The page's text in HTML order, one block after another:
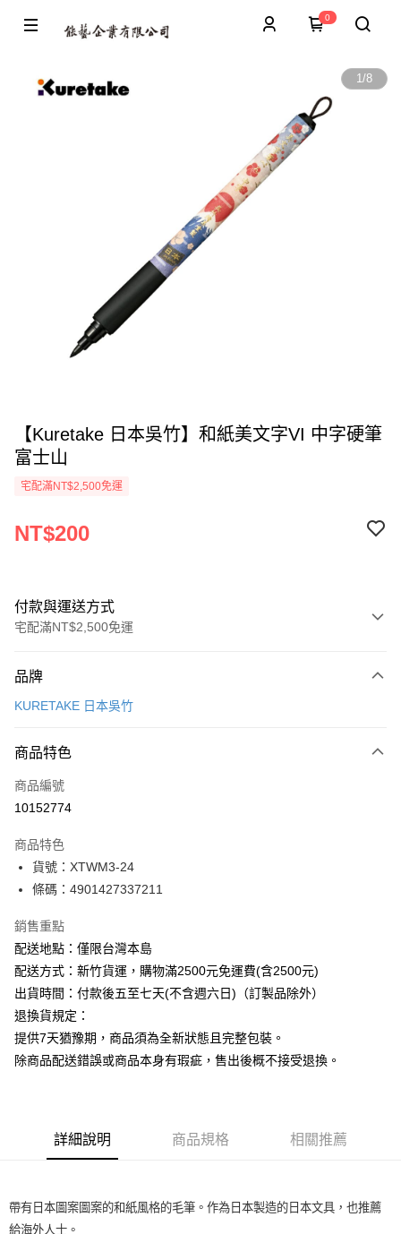
0
1/8
【Kuretake 日本吳竹】和紙美文字VI 中字硬筆
富士山
宅配滿NT$2,500免運
NT$200
付款與運送方式
宅配滿NT$2,500免運
信用卡一次付款
街口支付
悠遊付
運送方式
下單前請先詢問庫存
每筆NT$130，滿NT$2,500(含以上)免運費
品牌
KURETAKE 日本吳竹
商品特色
商品編號
10152774
商品特色
貨號：XTWM3-24
條碼：4901427337211
銷售重點
配送地點：僅限台灣本島
配送方式：新竹貨運，購物滿2500元免運費(含2500元)
出貨時間：付款後五至七天(不含週六日)（訂製品除外）
退換貨規定：
提供7天猶豫期，商品須為全新狀態且完整包裝。
除商品配送錯誤或商品本身有瑕疵，售出後概不接受退換。
詳細說明 商品規格 相關推薦
帶有日本圖案圖案的和紙風格的毛筆。作為日本製造的日本文具，也推薦
給海外人士。